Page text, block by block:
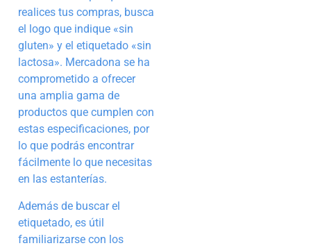
realices tus compras, busca
el logo que indique «sin
gluten» y el etiquetado «sin
lactosa». Mercadona se ha
comprometido a ofrecer
una amplia gama de
productos que cumplen con
estas especificaciones, por
lo que podrás encontrar
fácilmente lo que necesitas
en las estanterías.
Además de buscar el
etiquetado, es útil
familiarizarse con los